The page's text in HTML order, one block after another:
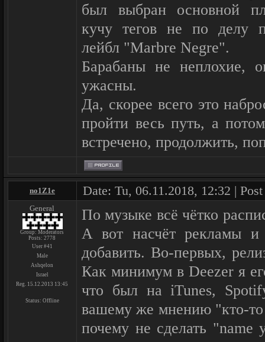
был выбран основной
кучу тегов не по делу
лейбл "Marbre Negre".
Барабаны не неплохие,
ужасны.
Да, скорее всего это
пройти весь путь, а
встречено, продолжить,
no1Z1e Date: Tu, 06.11.2018, 12:32 |
General
Group: Moderators
Posts:2778
User #41
Male
Ashqelon
Israel
Reg. 15.12.2013 13:45
Status: Offline
По музыке всё чётко
А вот насчёт рекламы и
добавить. Во-первых,
Как минимум в Deezer я
что был на iTunes,
вашему же мнению "кто-то
почему не сделать "name